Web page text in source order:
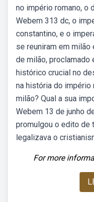
no império romano, o
Webem 313 dc, o
constantino, e o
se reuniram em milão
de milão, proclamado
histórico crucial no
na história do império
milão? Qual a sua
Webem 13 de junho
promulgou o edito de
legalizava o
For more